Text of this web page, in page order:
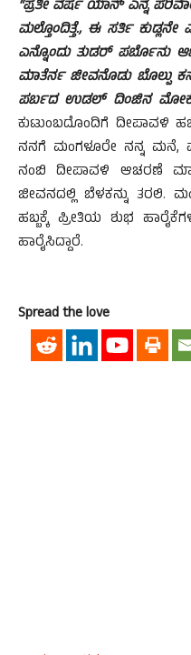
“ಪ್ರತೀ ವರ್ಷ ಯಾನ್ ಎನ್ನ
ಮಲ್ತೊಂದಿತ್ತೆ., ಈ ಸರ್ತಿ ಕುಡ್ಲನೇ
ಎನ್ನೊಂದು ತುಡರ್ ಪರ್ಬೊನು
ಮಾತೆರ್ನ ಜೀವನೊಡು ಬೊಲ್ಪು
ಪರ್ಬದ ಉಡಲ್ ದಿಂಜಿನ ಮೋಕೆದ
ಕುಟುಂಬದೊಂದಿಗೆ ದೀಪಾವಳಿ
ನನಗೆ ಮಂಗಳೂರೇ ನನ್ನ ಮನೆ,
ನಂಬಿ ದೀಪಾವಳಿ ಆಚರಣೆ
ಜೀವನದಲ್ಲಿ ಬೆಳಕನ್ನು ತರಲಿ.
ಹಬ್ಬಕ್ಕೆ ಪ್ರೀತಿಯ ಶುಭ
ಹಾರೈಸಿದ್ದಾರೆ.
Spread the love